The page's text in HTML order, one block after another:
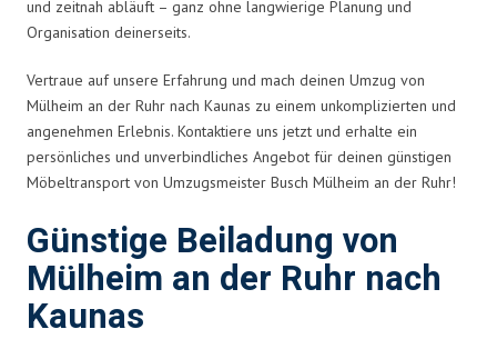
und zeitnah abläuft – ganz ohne langwierige Planung und
Organisation deinerseits.
Vertraue auf unsere Erfahrung und mach deinen Umzug von
Mülheim an der Ruhr nach Kaunas zu einem unkomplizierten und
angenehmen Erlebnis. Kontaktiere uns jetzt und erhalte ein
persönliches und unverbindliches Angebot für deinen günstigen
Möbeltransport von Umzugsmeister Busch Mülheim an der Ruhr!
Günstige Beiladung von
Mülheim an der Ruhr nach
Kaunas